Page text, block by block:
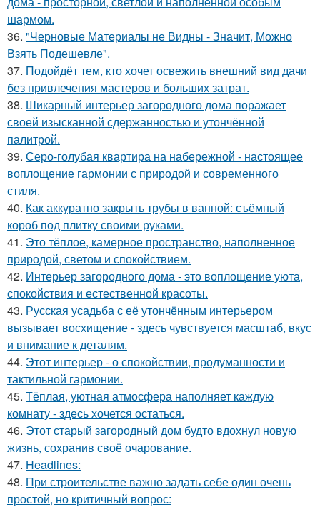
шармом.
36. "Черновые Материалы не Видны - Значит, Можно
Взять Подешевле".
37. Подойдёт тем, кто хочет освежить внешний вид дачи
без привлечения мастеров и больших затрат.
38. Шикарный интерьер загородного дома поражает
своей изысканной сдержанностью и утончённой
палитрой.
39. Серо-голубая квартира на набережной - настоящее
воплощение гармонии с природой и современного
стиля.
40. Как аккуратно закрыть трубы в ванной: съёмный
короб под плитку своими руками.
41. Это тёплое, камерное пространство, наполненное
природой, светом и спокойствием.
42. Интерьер загородного дома - это воплощение уюта,
спокойствия и естественной красоты.
43. Русская усадьба с её утончённым интерьером
вызывает восхищение - здесь чувствуется масштаб, вкус
и внимание к деталям.
44. Этот интерьер - о спокойствии, продуманности и
тактильной гармонии.
45. Тёплая, уютная атмосфера наполняет каждую
комнату - здесь хочется остаться.
46. Этот старый загородный дом будто вдохнул новую
жизнь, сохранив своё очарование.
47. Headlines:
48. При строительстве важно задать себе один очень
простой, но критичный вопрос: